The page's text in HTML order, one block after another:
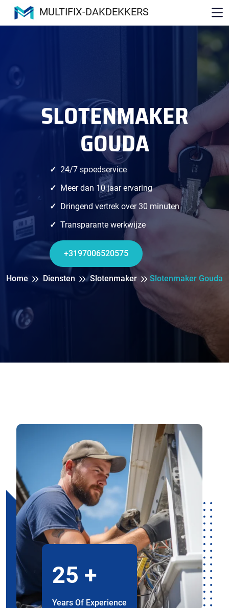
MULTIFIX-DAKDEKKERS
SLOTENMAKER
GOUDA
24/7 spoedservice
Meer dan 10 jaar ervaring
Dringend vertrek over 30 minuten
Transparante werkwijze
+3197006520575
Home Diensten Slotenmaker Slotenmaker Gouda
25 +
Years Of Experience